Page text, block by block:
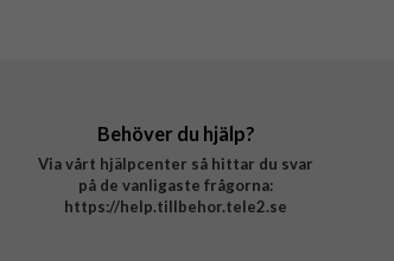
Behöver du hjälp?
Via vårt hjälpcenter så hittar du svar
på de vanligaste frågorna:
https://help.tillbehor.tele2.se